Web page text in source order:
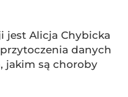
jest Alicja Chybicka
przytoczenia danych
jakim są choroby